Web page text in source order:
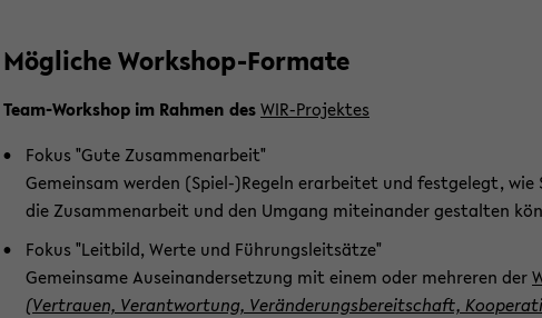
Mög­li­che Workshop-​Formate
Team-​Workshop im Rah­men desWIR-​Projektes
­Fokus "Gute Zusammenarbeit"
Gemeinsam werden (Spiel-)Regeln erarbeitet und festgelegt, wie
die Zusammenarbeit und den Umgang miteinander gestalten
­Fokus "Leitbild, Werte und Führungsleitsätze"
Gemeinsame Auseinandersetzung mit einem oder mehreren der
(Vertrauen, Verantwortung, Veränderungsbereitschaft,